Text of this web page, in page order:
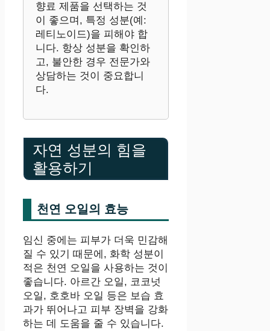
향료 제품을 선택하는 것
이 좋으며, 특정 성분(예:
레티노이드)을 피해야 합
니다. 항상 성분을 확인하
고, 불안한 경우 전문가와
상담하는 것이 중요합니
다.
자연 성분의 힘을
활용하기
천연 오일의 효능
임신 중에는 피부가 더욱 민감해
질 수 있기 때문에, 화학 성분이
적은 천연 오일을 사용하는 것이
좋습니다. 아르간 오일, 코코넛
오일, 호호바 오일 등은 보습 효
과가 뛰어나고 피부 장벽을 강화
하는 데 도움을 줄 수 있습니다.